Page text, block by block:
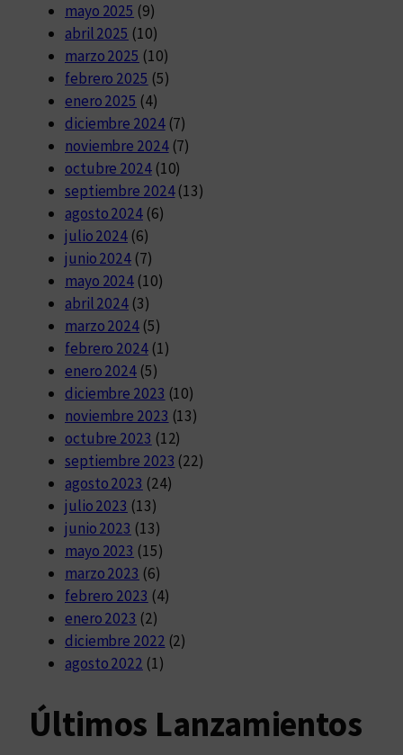
mayo 2025 (9)
abril 2025 (10)
marzo 2025 (10)
febrero 2025 (5)
enero 2025 (4)
diciembre 2024(7)
noviembre 2024(7)
octubre 2024(10)
septiembre 2024(13)
agosto 2024(6)
julio 2024 (6)
junio 2024 (7)
mayo 2024 (10)
abril 2024 (3)
marzo 2024 (5)
febrero 2024(1)
enero 2024 (5)
diciembre 2023 (10)
noviembre 2023 (13)
octubre 2023 (12)
septiembre 2023 (22)
agosto 2023 (24)
julio 2023 (13)
junio 2023 (13)
mayo 2023 (15)
marzo 2023 (6)
febrero 2023 (4)
enero 2023 (2)
diciembre 2022 (2)
agosto 2022 (1)
Últimos Lanzamientos